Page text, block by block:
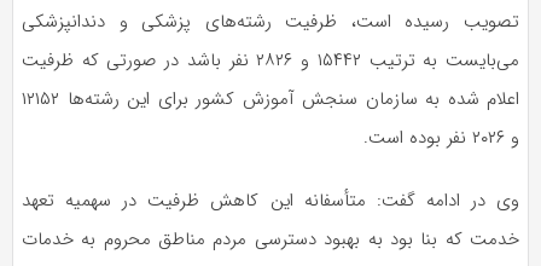
تصویب رسیده است، ظرفیت رشته‌های پزشکی و دندانپزشکی
می‌بایست به ترتیب
و نفر باشد در صورتی که ظرفیت
اعلام شده به سازمان سنجش آموزش کشور برای این رشته‌ها
و
نفر بوده است.
وی در ادامه گفت: متأسفانه این کاهش ظرفیت در سهمیه تعهد
خدمت که بنا بود به بهبود دسترسی مردم مناطق محروم به خدمات